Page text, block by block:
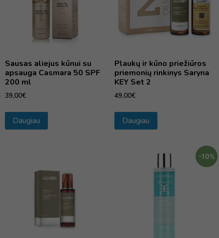
Sausas aliejus kūnui su
apsauga Casmara 50 SPF
200 ml
39,00€
Daugiau
Plaukų ir kūno priežiūros
priemonių rinkinys Saryna
KEY Set 2
49,00€
Daugiau
-10%